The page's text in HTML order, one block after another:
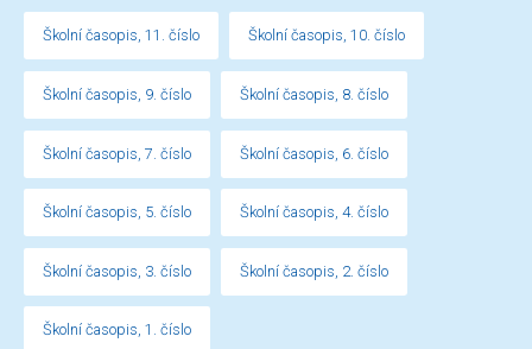
Školní časopis, 11. číslo Školní časopis, 10. číslo
Školní časopis, 9. číslo Školní časopis, 8. číslo
Školní časopis, 7. číslo Školní časopis, 6. číslo
Školní časopis, 5. číslo Školní časopis, 4. číslo
Školní časopis, 3. číslo Školní časopis, 2. číslo
Školní časopis, 1. číslo